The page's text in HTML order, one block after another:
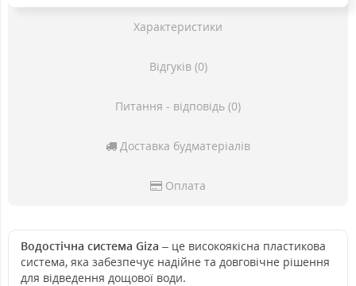
Характеристики
Відгуків (0)
Питання - відповідь (0)
Доставка будматеріалів
Оплата
Водостічна система Giza – це високоякісна пластикова
система, яка забезпечує надійне та довговічне рішення
для відведення дощової води.